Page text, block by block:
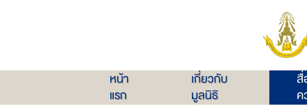
หน้า
แรก
เกี่ยวกับ
มูลนิธิ
สื่
ค